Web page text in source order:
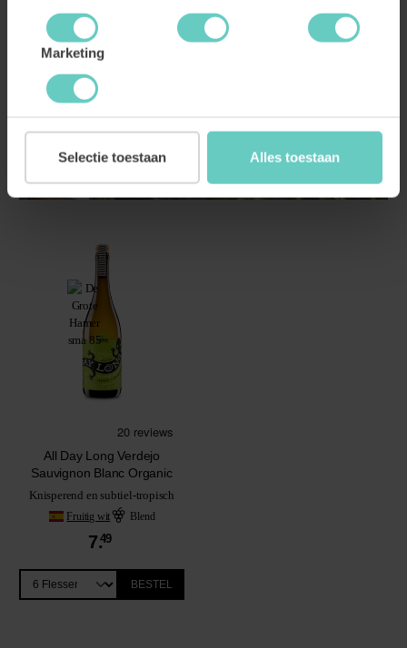
Marketing
Alles toestaan
Selectie toestaan
All Day Long Verdejo
Sauvignon Blanc Organic
Knisperend en subtiel-tropisch
Fruitig wit Blend
7.49
BESTEL